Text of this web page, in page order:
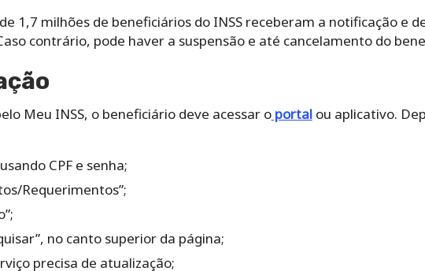
1,7 milhões de beneficiários do INSS receberam a notificação e
contrário, pode haver a suspensão e até cancelamento do
Meu INSS, o beneficiário deve acessar oportalou aplicativo.
CPF e senha;
Requerimentos”;
no canto superior da página;
precisa de atualização;